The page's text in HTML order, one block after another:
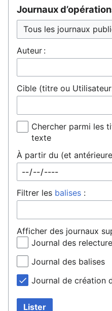
Journaux
Auteur :
Cible (titre ou
Chercher parmi les
texte
À partir du (et
Filtrer les balises :
Afficher des journaux
Journal des
Journal des balises
Journal de création
Lister